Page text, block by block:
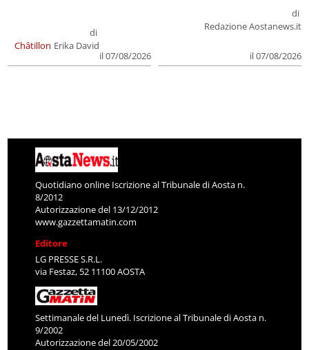
Châtillon
di
Erika David
il 07/08/2026
di
Redazione Aostanews.it
il 07/08/2026
Quotidiano online Iscrizione al Tribunale di Aosta n.
8/2012
Autorizzazione del 13/12/2012
www.gazzettamatin.com
Editore
LG PRESSE S.R.L.
via Festaz, 52 11100 AOSTA
Settimanale del Lunedì. Iscrizione al Tribunale di Aosta n.
9/2002
Autorizzazione del 20/05/2002